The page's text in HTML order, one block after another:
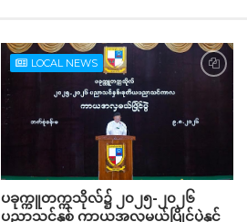
LOCAL NEWS
ပခုက္ကူတက္ကသိုလ်၌ ၂၀၂၅-၂၀၂၆
ပညာသင်နှစ် ကာယအလှမယ်ပြိုင်ပွဲနှင့်